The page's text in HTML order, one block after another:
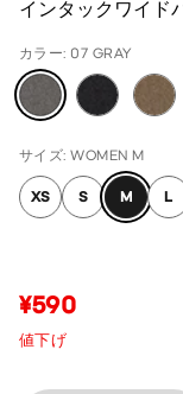
インタックワイド
カラー: 07 GRAY
サイズ: WOMEN M
XS S M L
¥590
値下げ